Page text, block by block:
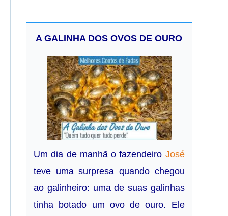
A GALINHA DOS OVOS DE OURO
Um dia de manhã o fazendeiro José
teve uma surpresa quando chegou
ao galinheiro: uma de suas galinhas
tinha botado um ovo de ouro. Ele